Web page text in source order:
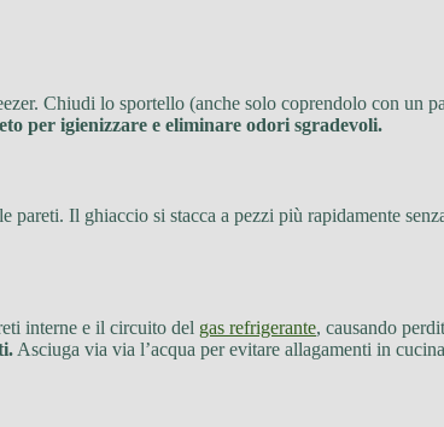
Chiudi lo sportello (anche solo coprendolo con un
per igienizzare e eliminare odori sgradevoli.
Il ghiaccio si stacca a pezzi più rapidamente
interne e il circuito del gas refrigerante, causando
Asciuga via via l’acqua per evitare allagamenti in